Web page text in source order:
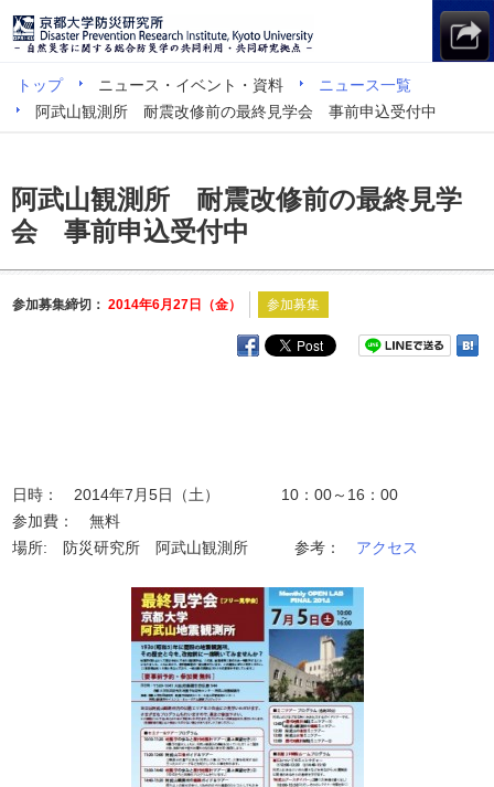
トップ ニュース・イベント・資料
ニュース一覧
阿武山観測所 耐震改修前の最終見学会 事前申込受付中
阿武山観測所 耐震改修前の最終見学
会 事前申込受付中
参加募集締切：2014年6月27日（金） 参加募集
日時： 2014年7月5日（土） 10：00～16：00
参加費： 無料
場所: 防災研究所 阿武山観測所 参考： アクセス